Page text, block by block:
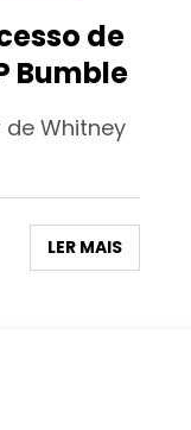
de
Bumble
Whitney
LER MAIS